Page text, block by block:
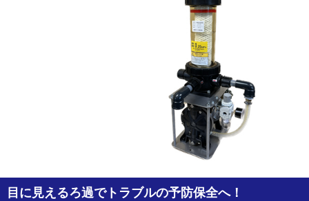
目に見えるろ過でトラブルの予防保全へ！